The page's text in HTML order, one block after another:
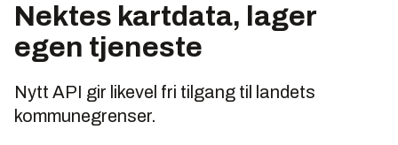
Nektes kartdata, lager
egen tjeneste
Nytt API gir likevel fri tilgang til landets
kommunegrenser.